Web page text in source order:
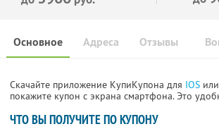
Основное Отзывы
Адреса
Скачайте приложение КупиКупона для IOS или
покажите купон с экрана смартфона. Это
ЧТО ВЫ ПОЛУЧИТЕ ПО КУПОНУ